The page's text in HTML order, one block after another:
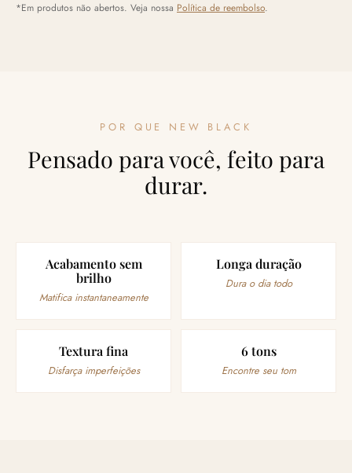
*Em produtos não abertos. Veja nossa Política de reembolso.
POR QUE NEW BLACK
Pensado para você, feito para
durar.
Acabamento sem
brilho
Matifica instantaneamente
Longa duração
Dura o dia todo
Textura fina
Disfarça imperfeições
6 tons
Encontre seu tom